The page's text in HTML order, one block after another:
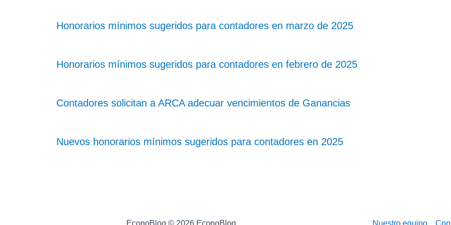
Honorarios mínimos sugeridos para contadores en marzo de 2025
Honorarios mínimos sugeridos para contadores en febrero de 2025
Contadores solicitan a ARCA adecuar vencimientos de Ganancias
Nuevos honorarios mínimos sugeridos para contadores en 2025
EconoBlog © 2026 EconoBlog Nuestro equipo